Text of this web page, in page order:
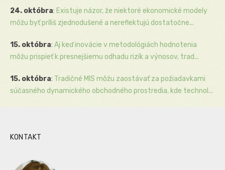
24. októbra: Existuje názor, že niektoré ekonomické modely
môžu byť príliš zjednodušené a nereflektujú dostatočne...
15. októbra: Aj keď inovácie v metodológiách hodnotenia
môžu prispieť k presnejšiemu odhadu rizík a výnosov, trad...
15. októbra: Tradičné MIS môžu zaostávať za požiadavkami
súčasného dynamického obchodného prostredia, kde technol...
KONTAKT